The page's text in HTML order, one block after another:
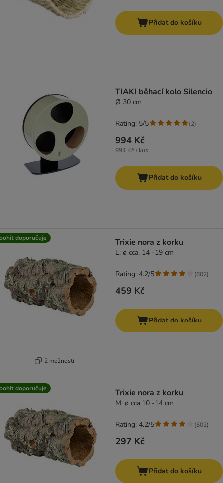
Přidat do košíku
TIAKI běhací kolo Silencio
Ø 30 cm
994 Kč
994 Kč / kus
Rating: 5/5 (2)
Přidat do košíku
doporučuje
2 možností
Trixie nora z korku
L: ø cca. 14 -19 cm
459 Kč
Rating: 4.2/5 (602)
Přidat do košíku
doporučuje Trixie nora z korku
M: ø cca.10 -14 cm
297 Kč
Rating: 4.2/5 (602)
Přidat do košíku